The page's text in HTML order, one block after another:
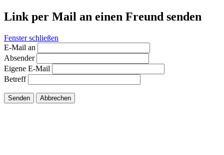
Link per Mail an einen Freund senden
Fenster schließen
E-Mail an
Absender
Eigene E-Mail
Betreff
Senden Abbrechen